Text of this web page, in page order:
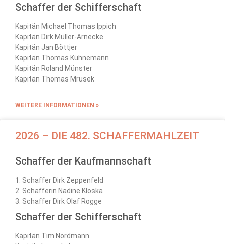
Schaffer der Schifferschaft
Kapitän Michael Thomas Ippich
Kapitän Dirk Müller-Arnecke
Kapitän Jan Böttjer
Kapitän Thomas Kühnemann
Kapitän Roland Münster
Kapitän Thomas Mrusek
WEITERE INFORMATIONEN »
2026 – DIE 482. SCHAFFERMAHLZEIT
Schaffer der Kaufmannschaft
1. Schaffer Dirk Zeppenfeld
2. Schafferin Nadine Kloska
3. Schaffer Dirk Olaf Rogge
Schaffer der Schifferschaft
Kapitän Tim Nordmann